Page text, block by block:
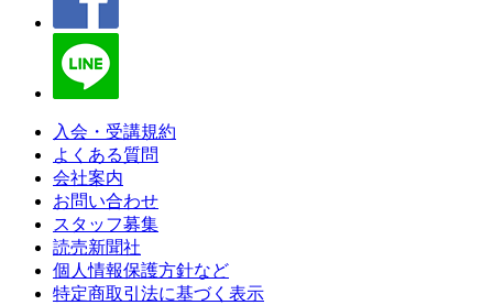
入会・受講規約
よくある質問
会社案内
お問い合わせ
スタッフ募集
読売新聞社
個人情報保護方針など
特定商取引法に基づく表示